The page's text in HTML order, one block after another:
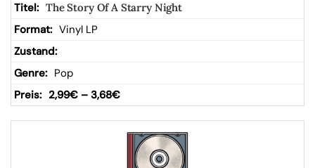
The Story Of A Starry Night
Vinyl LP
Pop
2,99€ – 3,68€